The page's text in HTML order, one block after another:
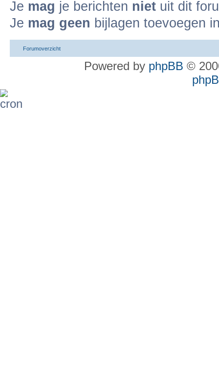
Je mag je berichten niet uit dit
Je mag geen bijlagen toevoegen
Forumoverzicht
Powered by phpBB ©